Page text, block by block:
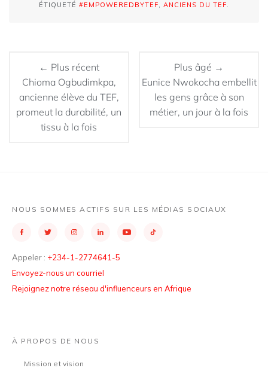
ÉTIQUETÉ #EMPOWEREDBYTEF, ANCIENS DU TEF.
← Plus récent
Chioma Ogbudimkpa,
ancienne élève du TEF,
promeut la durabilité, un
tissu à la fois
Plus âgé →
Eunice Nwokocha embellit
les gens grâce à son
métier, un jour à la fois
NOUS SOMMES ACTIFS SUR LES MÉDIAS SOCIAUX
Appeler : +234-1-2774641-5
Envoyez-nous un courriel
Rejoignez notre réseau d'influenceurs en Afrique
À PROPOS DE NOUS
Mission et vision